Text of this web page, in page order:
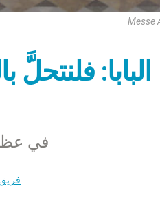
Messe
البابا:
في